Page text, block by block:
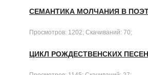
СЕМАНТИКА МОЛЧАНИЯ В
Просмотров: 1202; Скачиваний: 70;
ЦИКЛ РОЖДЕСТВЕНСКИХ